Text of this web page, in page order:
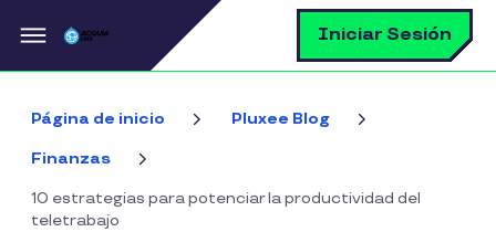
Pasar al contenido principal Iniciar Sesión
Página de inicio Pluxee Blog
Finanzas
10 estrategias para potenciar la productividad del
teletrabajo